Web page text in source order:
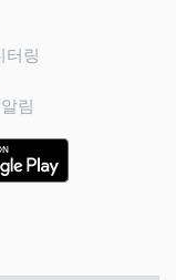
터링
림